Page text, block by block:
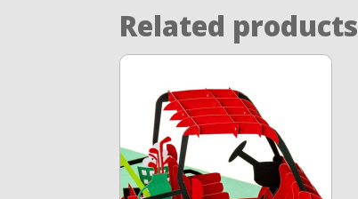
Related products